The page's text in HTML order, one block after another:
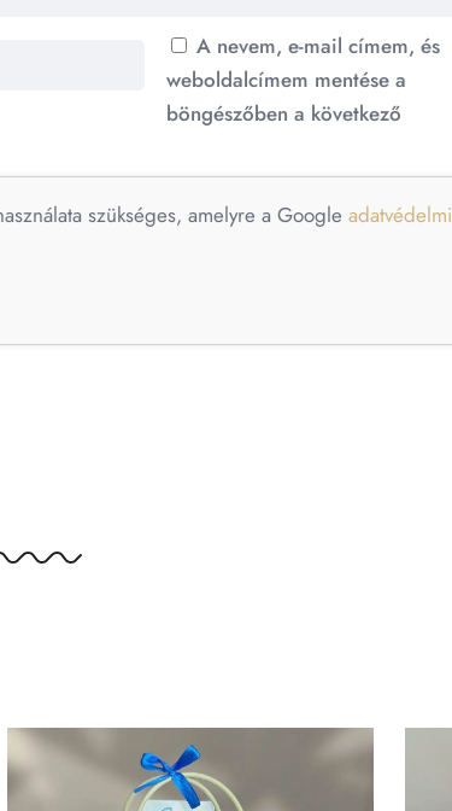
A nevem, e-mail címem, és
weboldalcímem mentése a
böngészőben a következő
szükséges, amelyre a Google adatvédelmi